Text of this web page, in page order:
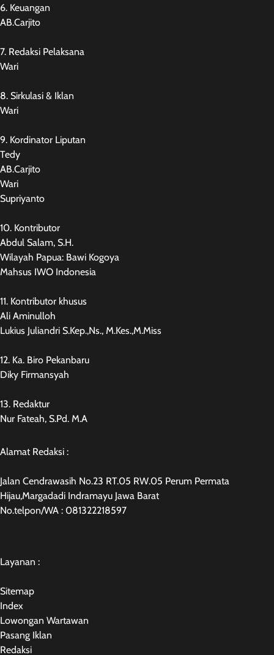
6. Keuangan
AB.Carjito
7. Redaksi Pelaksana
Wari
8. Sirkulasi & Iklan
Wari
9. Kordinator Liputan
Tedy
AB.Carjito
Wari
Supriyanto
10. Kontributor
Abdul Salam, S.H.
Wilayah Papua: Bawi Kogoya
Mahsus IWO Indonesia
11. Kontributor khusus
Ali Aminulloh
Lukius Juliandri S.Kep.,Ns., M.Kes.,M.Miss
12. Ka. Biro Pekanbaru
Diky Firmansyah
13. Redaktur
Nur Fateah, S.Pd. M.A
Alamat Redaksi :
Jalan Cendrawasih No.23 RT.05 RW.05 Perum Permata
Hijau,Margadadi Indramayu Jawa Barat
No.telpon/WA : 081322218597
Layanan :
Sitemap
Index
Lowongan Wartawan
Pasang Iklan
Redaksi